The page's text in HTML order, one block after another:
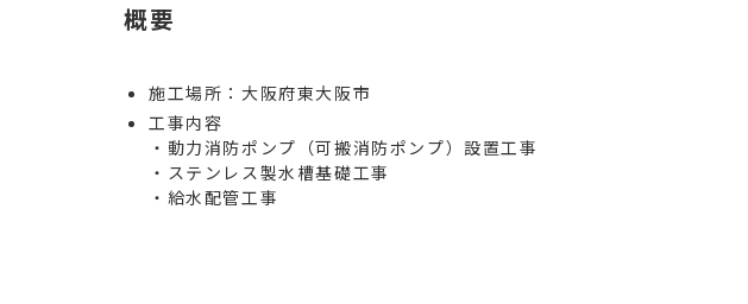
概要
施工場所：大阪府東大阪市
工事内容
・動力消防ポンプ（可搬消防ポンプ）設置工事
・ステンレス製水槽基礎工事
・給水配管工事